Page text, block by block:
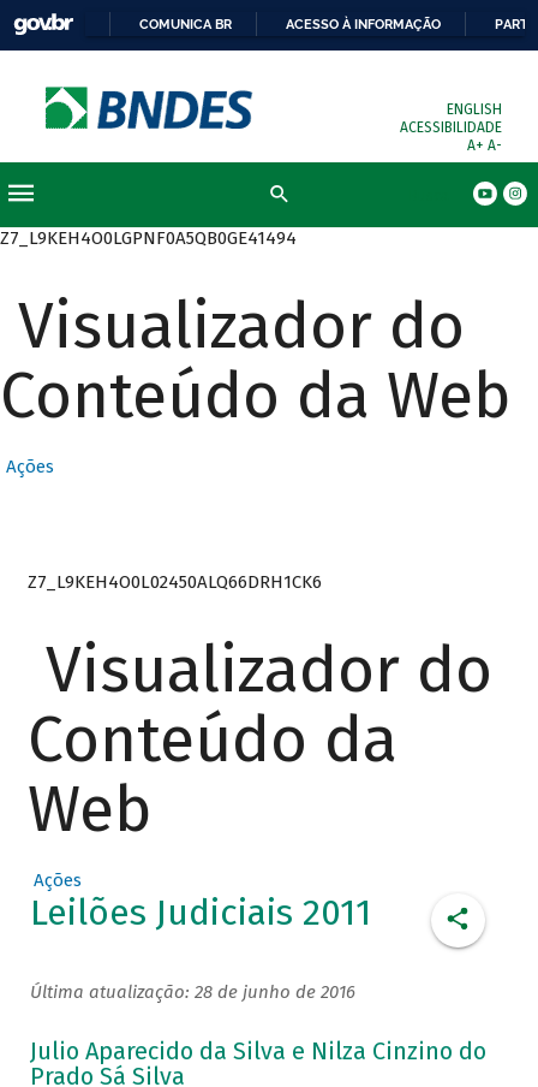
COMUNICA BR ACESSO À INFORMAÇÃO
ENGLISH
ACESSIBILIDADE
A+ A-
Z7_L9KEH4O0LGPNF0A5QB0GE41494
Visualizador do
Conteúdo da Web
Ações
Z7_L9KEH4O0L02450ALQ66DRH1CK6
Visualizador do
Conteúdo da
Web
Ações
Leilões Judiciais 2011
Última atualização: 28 de junho de 2016
Julio Aparecido da Silva e Nilza Cinzino do
Prado Sá Silva